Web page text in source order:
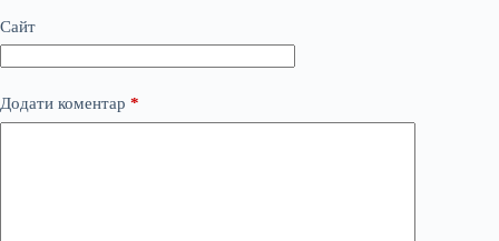
Сайт
Додати коментар *